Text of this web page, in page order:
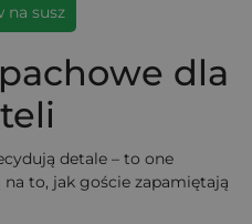
na susz
dla
detale – to one
to, jak goście zapamiętają